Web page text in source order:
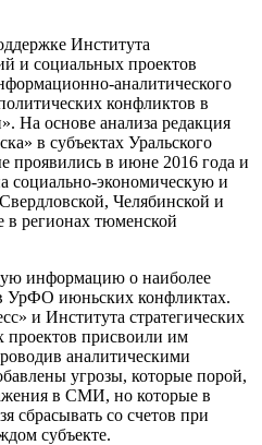
Института
и социальных проектов
аналитического
конфликтов в
На основе анализа редакция
в субъектах Уральского
проявились в июне 2016 года и
социально-экономическую и
Челябинской и
в регионах тюменской
информацию о наиболее
УрФО июньских конфликтах.
и Института стратегических
присвоили им
аналитическими
угрозы, которые порой,
в СМИ, но которые в
сбрасывать со счетов при
субъекте.